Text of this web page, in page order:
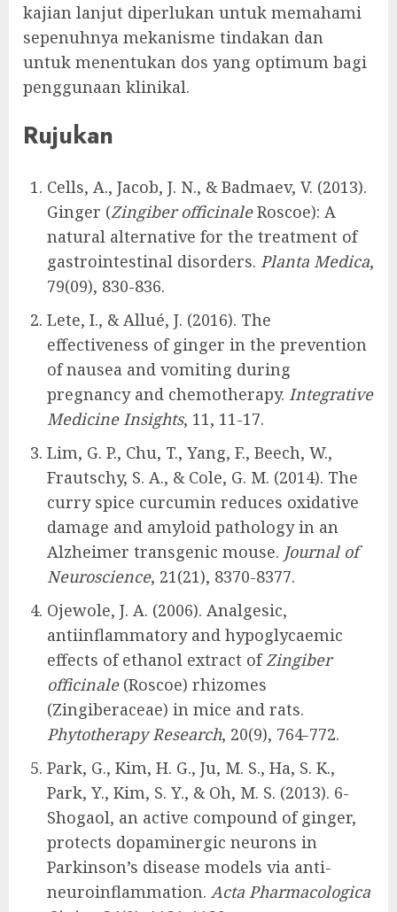
kajian lanjut diperlukan untuk memahami
sepenuhnya mekanisme tindakan dan
untuk menentukan dos yang optimum bagi
penggunaan klinikal.
Rujukan
Cells, A., Jacob, J. N., & Badmaev, V. (2013).
Ginger (Zingiber officinaleRoscoe): A
natural alternative for the treatment of
gastrointestinal disorders. Planta Medica,
79(09), 830-836.
Lete, I., & Allué, J. (2016). The
effectiveness of ginger in the prevention
of nausea and vomiting during
pregnancy and chemotherapy. Integrative
Medicine Insights, 11, 11-17.
Lim, G. P., Chu, T., Yang, F., Beech, W.,
Frautschy, S. A., & Cole, G. M. (2014). The
curry spice curcumin reduces oxidative
damage and amyloid pathology in an
Alzheimer transgenic mouse. Journal of
Neuroscience, 21(21), 8370-8377.
Ojewole, J. A. (2006). Analgesic,
antiinflammatory and hypoglycaemic
effects of ethanol extract ofZingiber
officinale(Roscoe) rhizomes
(Zingiberaceae) in mice and rats.
Phytotherapy Research, 20(9), 764-772.
Park, G., Kim, H. G., Ju, M. S., Ha, S. K.,
Park, Y., Kim, S. Y., & Oh, M. S. (2013). 6-
Shogaol, an active compound of ginger,
protects dopaminergic neurons in
Parkinson’s disease models via anti-
neuroinflammation. Acta Pharmacologica